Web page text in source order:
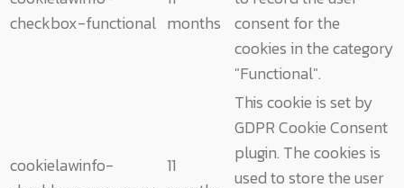
checkbox-functional months consent for the
cookies in the category
"Functional".
cookielawinfo-
11
This cookie is set by
GDPR Cookie Consent
plugin. The cookies is
used to store the user